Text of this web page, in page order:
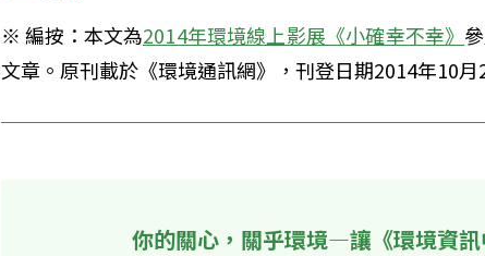
※ 編按：本文為2014年環境線上影展《小確幸不幸》
文章。原刊載於《環境通訊網》，刊登日期2014年10月
你的關心，關乎環境—讓《環境資